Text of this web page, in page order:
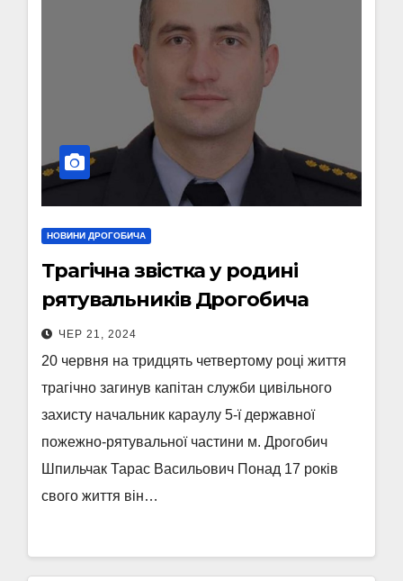
НОВИНИ ДРОГОБИЧА
Трагічна звістка у родині
рятувальників Дрогобича
ЧЕР 21, 2024
20 червня на тридцять четвертому році життя
трагічно загинув капітан служби цивільного
захисту начальник караулу 5-ї державної
пожежно-рятувальної частини м. Дрогобич
Шпильчак Тарас Васильович Понад 17 років
свого життя він…